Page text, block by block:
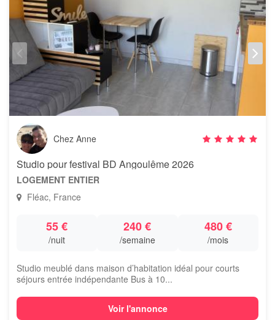
Chez Anne
Studio pour festival BD Angoulême 2026
LOGEMENT ENTIER
Fléac, France
55 €
/nuit
240 €
/semaine
480 €
/mois
Studio meublé dans maison d’habitation idéal pour courts
séjours entrée indépendante Bus à 10...
Voir l'annonce